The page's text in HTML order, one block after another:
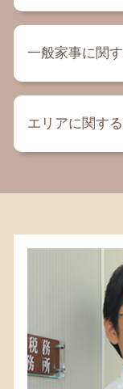
相続税 配偶
生命保険 相
積極財産 消
公正証書遺
相続税 基礎
相続放棄 保
相続税 申告
代償分割 相
遺留分 侵害
成年後見人
家賃滞納 裁
交通事故 慰
内容証明 弁
セクハラ 慰
一般家事に関
離婚 養育費
親権とは
法定後見 任
有責配偶者
エリアに関す
相続 大和 税
相続税 平塚
相続 鎌倉 税
相続税 町田
相続税 大和
遺言書 町田
遺言書 相模
相続税 寒川
相続 町田 弁